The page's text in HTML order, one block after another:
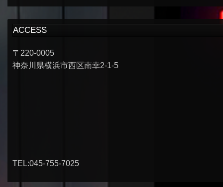
ACCESS
〒220-0005
神奈川県横浜市西区南幸2-1-5
TEL:045-755-7025